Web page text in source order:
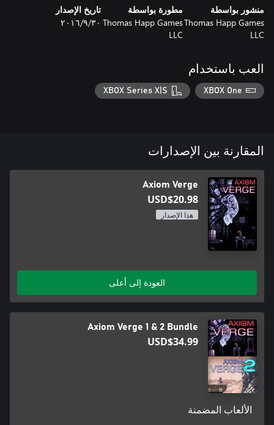
منشور بواسطة
Thomas Happ Games
LLC
مطورة بواسطة
Thomas Happ Games
LLC
تاريخ الإصدار
٣٠‏/٩‏/٢٠١٦
العب باستخدام
XBOX One
XBOX Series X|S
المقارنة بين الإصدارات
Axiom Verge
USD$20.98
هذا الإصدار
العودة إلى أعلى
Axiom Verge 1 & 2 Bundle
USD$34.99
الألعاب المضمنة